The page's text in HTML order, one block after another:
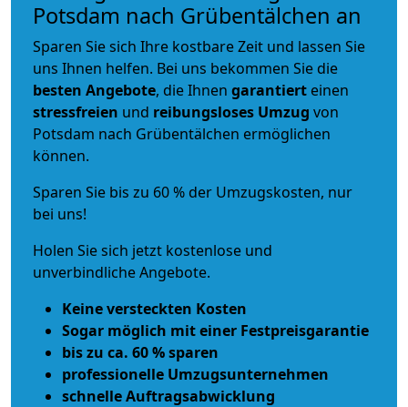
Potsdam nach Grübentälchen an
Sparen Sie sich Ihre kostbare Zeit und lassen Sie
uns Ihnen helfen. Bei uns bekommen Sie die
besten Angebote, die Ihnen garantiert einen
stressfreien und reibungsloses Umzug von
Potsdam nach Grübentälchen ermöglichen
können.
Sparen Sie bis zu 60 % der Umzugskosten, nur
bei uns!
Holen Sie sich jetzt kostenlose und
unverbindliche Angebote.
Keine versteckten Kosten
Sogar möglich mit einer Festpreisgarantie
bis zu ca. 60 % sparen
professionelle Umzugsunternehmen
schnelle Auftragsabwicklung